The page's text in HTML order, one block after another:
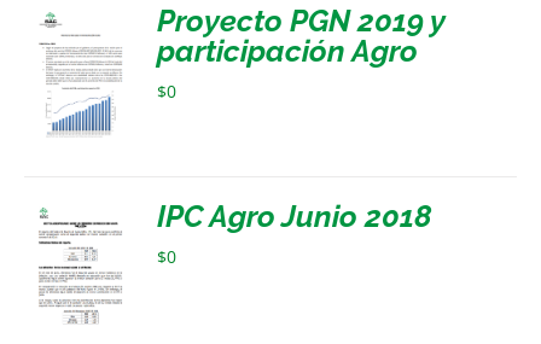
Proyecto PGN 2019 y
participación Agro
$0
IPC Agro Junio 2018
$0